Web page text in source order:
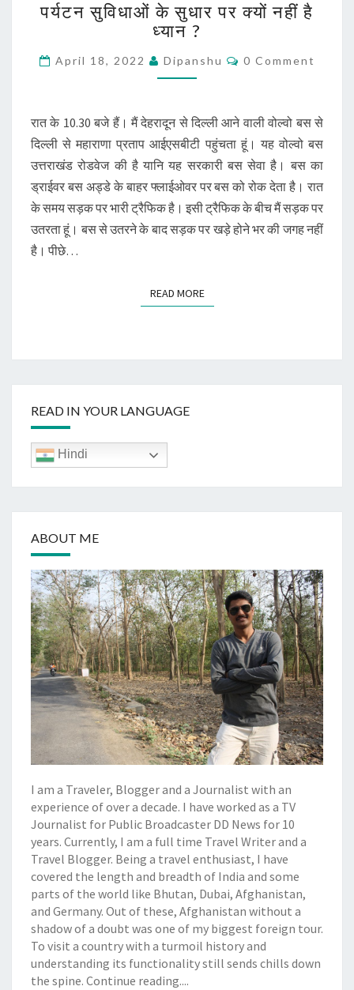
सुविधाओं
के
पर
क्यों
है
ध्यान
?
पर्यटन सुविधाओं के सुधार पर क्यों नहीं है
ध्यान ?
April 18, 2022 Dipanshu Comments
0 Comment
रात के 10.30 बजे हैं। मैं देहरादून से दिल्ली आने वाली वोल्वो बस से
दिल्ली से महाराणा प्रताप आईएसबीटी पहुंचता हूं। यह वोल्वो बस
उत्तराखंड रोडवेज की है यानि यह सरकारी बस सेवा है। बस का
ड्राईवर बस अड्डे के बाहर फ्लाईओवर पर बस को रोक देता है। रात
के समय सड़क पर भारी ट्रैफिक है। इसी ट्रैफिक के बीच मैं सड़क पर
उतरता हूं। बस से उतरने के बाद सड़क पर खड़े होने भर की जगह नहीं
है। पीछे…
READ MOREREAD MORE
READ IN YOUR LANGUAGE
Hindi
ABOUT ME
I am a Traveler, Blogger and a Journalist with an
experience of over a decade. I have worked as a TV
Journalist for Public Broadcaster DD News for 10
years. Currently, I am a full time Travel Writer and a
Travel Blogger. Being a travel enthusiast, I have
covered the length and breadth of India and some
parts of the world like Bhutan, Dubai, Afghanistan,
and Germany. Out of these, Afghanistan without a
shadow of a doubt was one of my biggest foreign tour.
To visit a country with a turmoil history and
understanding its functionality still sends chills down
the spine. Continue reading....